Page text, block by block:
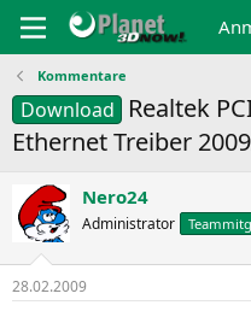
Kommentare
Download
Realtek
Ethernet Treiber
Nero24
Administrator
28.02.2009